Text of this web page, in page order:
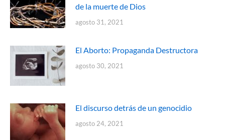
de la muerte de Dios
agosto 31, 2021
El Aborto: Propaganda Destructora
agosto 30, 2021
El discurso detrás de un genocidio
agosto 24, 2021